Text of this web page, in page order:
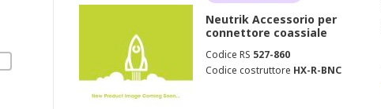
Neutrik Accessorio per
connettore coassiale
Codice RS 527-860
Codice costruttore HX-R-BNC